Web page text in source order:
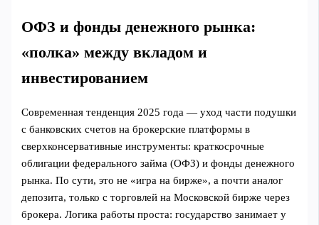
ОФЗ и фонды денежного рынка:
«полка» между вкладом и
инвестированием
Современная тенденция 2025 года — уход части подушки
с банковских счетов на брокерские платформы в
сверхконсервативные инструменты: краткосрочные
облигации федерального займа (ОФЗ) и фонды денежного
рынка. По сути, это не «игра на бирже», а почти аналог
депозита, только с торговлей на Московской бирже через
брокера. Логика работы проста: государство занимает у